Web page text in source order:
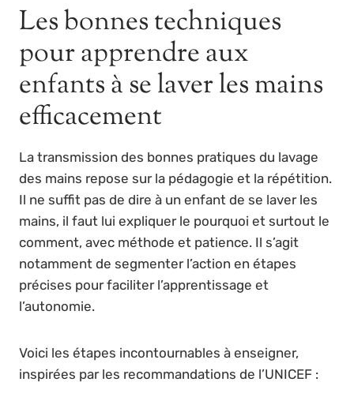
Les bonnes techniques
pour apprendre aux
enfants à se laver les mains
efficacement
La transmission des bonnes pratiques du lavage
des mains repose sur la pédagogie et la répétition.
Il ne suffit pas de dire à un enfant de se laver les
mains, il faut lui expliquer le pourquoi et surtout le
comment, avec méthode et patience. Il s’agit
notamment de segmenter l’action en étapes
précises pour faciliter l’apprentissage et
l’autonomie.
Voici les étapes incontournables à enseigner,
inspirées par les recommandations de l’UNICEF :